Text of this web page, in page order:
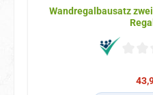
Wandregalbausatz